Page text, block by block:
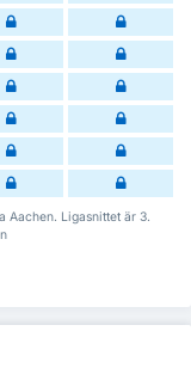
Aachen. Ligasnittet är 3.